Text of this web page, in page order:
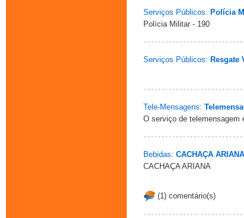
Serviços Públicos: Polícia
Polícia Militar - 190
Serviços Públicos: Resgate
Tele-Mensagens:
O serviço de telemensagem
Bebidas: CACHAÇA ARIANA
CACHAÇA ARIANA
(1) comentário(s)